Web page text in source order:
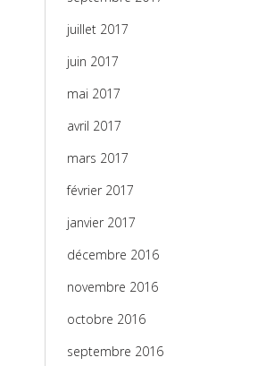
juillet 2017
juin 2017
mai 2017
avril 2017
mars 2017
février 2017
janvier 2017
décembre 2016
novembre 2016
octobre 2016
septembre 2016